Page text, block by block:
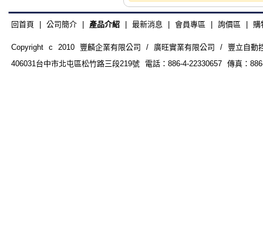
回首頁 公司簡介| 產品介紹| 最新消息 會員專區 詢價區 購
Copyright c 2010 豐麟企業有限公司 / 廣旺實業有限公司 / 豐立自動
406031台中市北屯區松竹路三段219號 電話：886-4-22330657 傳真：